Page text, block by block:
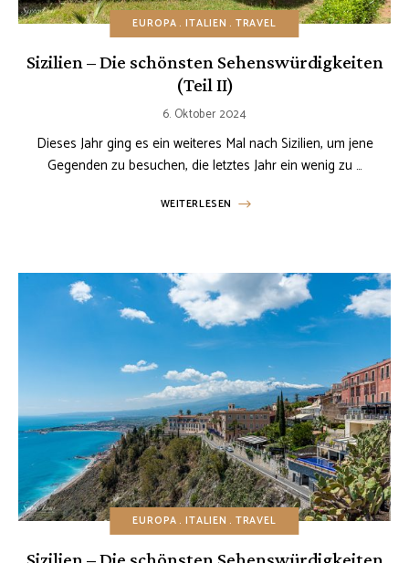
EUROPA ITALIEN TRAVEL
Sizilien – Die schönsten Sehenswürdigkeiten
(Teil II)
6. Oktober 2024
Dieses Jahr ging es ein weiteres Mal nach Sizilien, um jene
Gegenden zu besuchen, die letztes Jahr ein wenig zu …
WEITERLESEN
EUROPA ITALIEN TRAVEL